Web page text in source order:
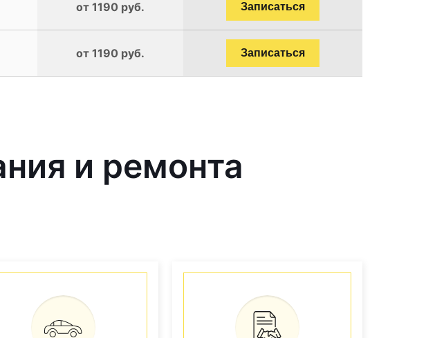
от 1190 руб. Записаться
от 1190 руб. Записаться
и ремонта